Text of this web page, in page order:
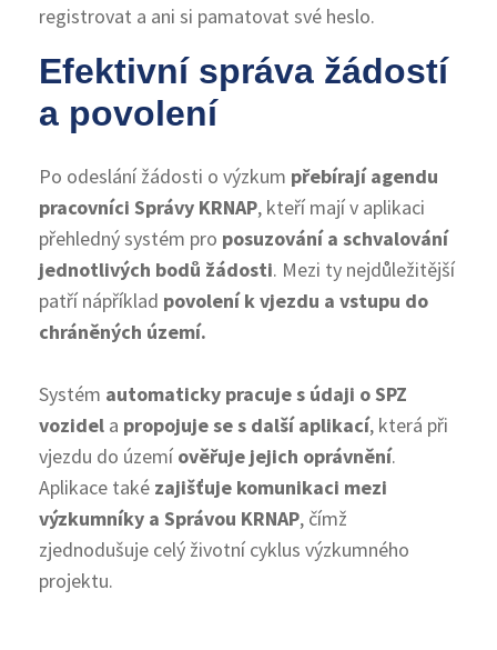
registrovat a ani si pamatovat své heslo.
Efektivní správa žádostí
a povolení
Po odeslání žádosti o výzkum přebírají agendu
pracovníci Správy KRNAP, kteří mají v aplikaci
přehledný systém pro posuzování a schvalování
jednotlivých bodů žádosti. Mezi ty nejdůležitější
patří nápříklad povolení k vjezdu a vstupu do
chráněných území.
Systém automaticky pracuje s údaji o SPZ
vozidel a propojuje se s další aplikací, která při
vjezdu do území ověřuje jejich oprávnění.
Aplikace také zajišťuje komunikaci mezi
výzkumníky a Správou KRNAP, čímž
zjednodušuje celý životní cyklus výzkumného
projektu.